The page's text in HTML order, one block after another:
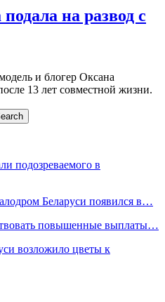
на развод с
и блогер Оксана
13 лет совместной жизни.
подозреваемого в
Беларуси появился в…
повышенные выплаты…
возложило цветы к